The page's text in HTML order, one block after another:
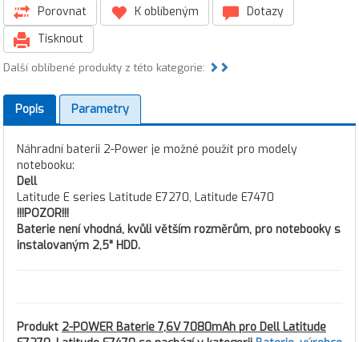
Porovnat K oblíbeným
Dotazy
Tisknout
Další oblíbené produkty z této kategorie:
Popis Parametry
Náhradní baterii 2-Power je možné použít pro modely
notebooku:
Dell
Latitude E series Latitude E7270, Latitude E7470
!!!POZOR!!!
Baterie není vhodná, kvůli větším rozměrům, pro notebooky s
instalovaným 2,5" HDD.
Produkt 2-POWER Baterie 7,6V 7080mAh pro Dell Latitude